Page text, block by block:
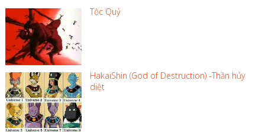
Tộc Quỷ
HakaiShin (God of Destruction) -Thần hủy
diệt